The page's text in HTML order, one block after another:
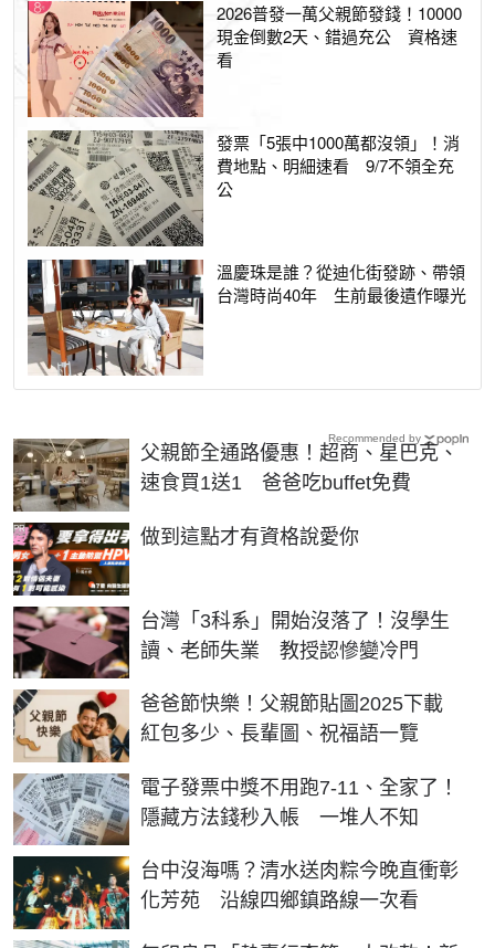
2026普發一萬父親節發錢！10000
現金倒數2天、錯過充公 資格速
看
發票「5張中1000萬都沒領」！消
費地點、明細速看 9/7不領全充
公
溫慶珠是誰？從迪化街發跡、帶領
台灣時尚40年 生前最後遺作曝光
父親節全通路優惠！超商、星巴克、
速食買1送1 爸爸吃buffet免費
做到這點才有資格說愛你
PR
台灣「3科系」開始沒落了！沒學生
讀、老師失業 教授認慘變冷門
爸爸節快樂！父親節貼圖2025下載
紅包多少、長輩圖、祝福語一覽
電子發票中獎不用跑7-11、全家了！
隱藏方法錢秒入帳 一堆人不知
台中沒海嗎？清水送肉粽今晚直衝彰
化芳苑 沿線四鄉鎮路線一次看
Recommended by